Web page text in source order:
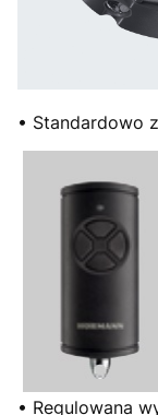
• Standardowo
• Regulowana